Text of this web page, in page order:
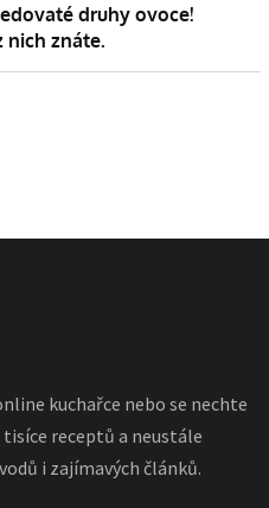
druhy ovoce!
nich znáte.
kuchařce nebo se nechte
receptů a neustále
i zajímavých článků.